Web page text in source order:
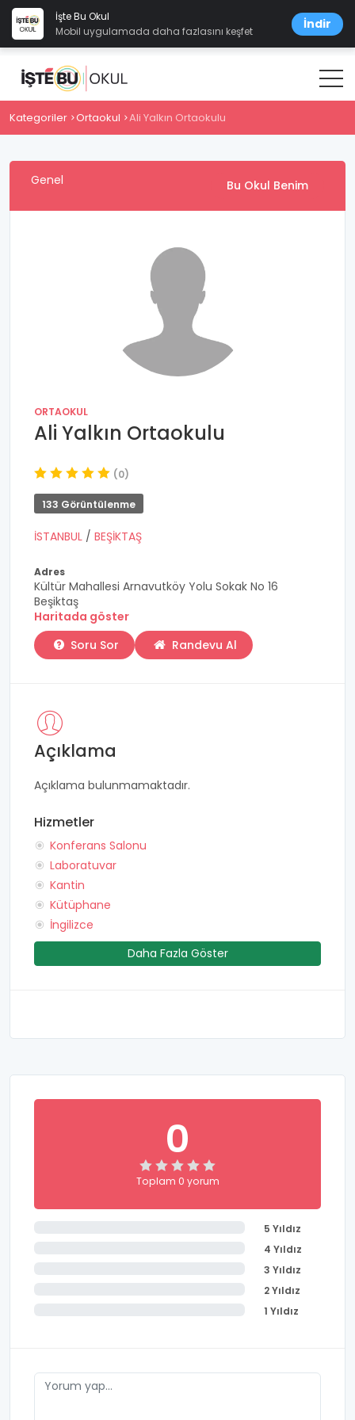
İşte Bu Okul
Mobil uygulamada daha fazlasını keşfet
İndir
Kategoriler Ortaokul Ali Yalkın Ortaokulu
Genel Bu Okul Benim
ORTAOKUL
Ali Yalkın Ortaokulu
(0)
133 Görüntülenme
İSTANBUL / BEŞİKTAŞ
Adres
Kültür Mahallesi Arnavutköy Yolu Sokak No 16
Beşiktaş
Haritada göster
Soru Sor
Randevu Al
Açıklama
Açıklama bulunmamaktadır.
Hizmetler
Konferans Salonu
Laboratuvar
Kantin
Kütüphane
İngilizce
Daha Fazla Göster
0
Toplam 0 yorum
5 Yıldız
4 Yıldız
3 Yıldız
2 Yıldız
1 Yıldız